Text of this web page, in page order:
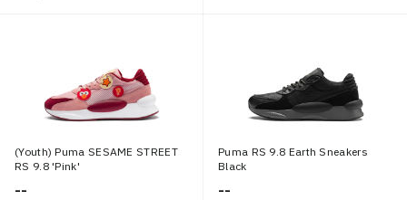
(Youth) Puma SESAME STREET
RS 9.8 'Pink'
--
Puma RS 9.8 Earth Sneakers
Black
--